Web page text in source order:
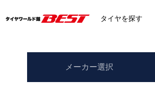
タイヤを探す
メーカー選択